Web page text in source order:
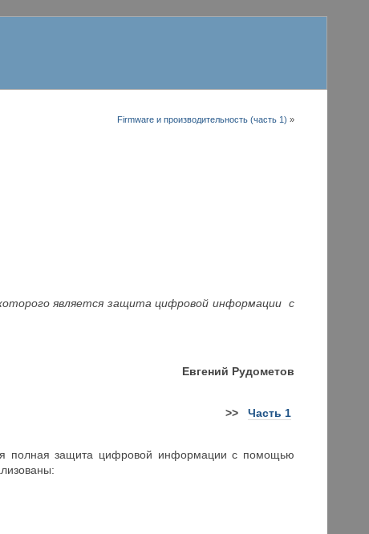
Firmware и производительность (часть 1) »
является защита цифровой информации с
Евгений Рудометов
>> Часть 1
полная защита цифровой информации с помощью